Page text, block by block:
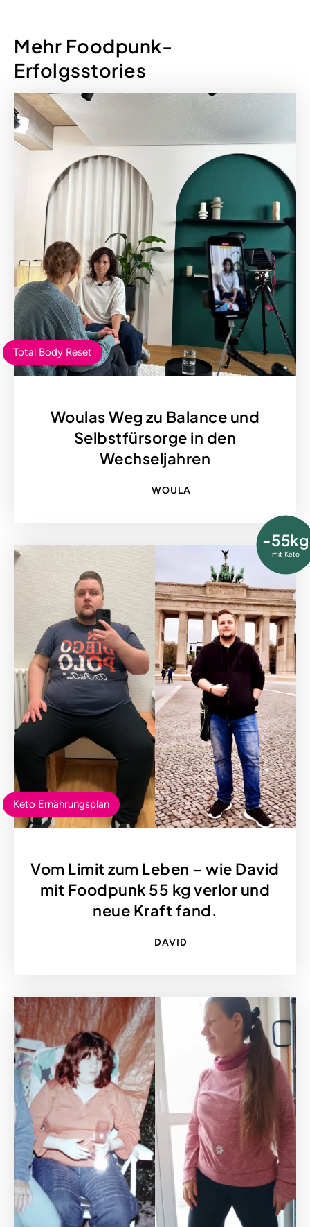
Mehr Foodpunk-
Erfolgsstories
Total Body Reset
Woulas Weg zu Balance und
Selbstfürsorge in den
Wechseljahren
WOULA
-55kg
mit Keto
Keto Ernährungsplan
Vom Limit zum Leben – wie David
mit Foodpunk 55 kg verlor und
neue Kraft fand.
DAVID